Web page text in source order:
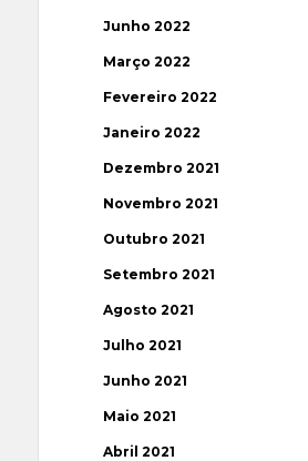
Junho 2022
Março 2022
Fevereiro 2022
Janeiro 2022
Dezembro 2021
Novembro 2021
Outubro 2021
Setembro 2021
Agosto 2021
Julho 2021
Junho 2021
Maio 2021
Abril 2021